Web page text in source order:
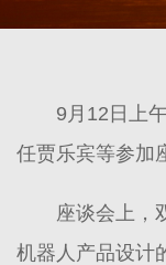
9月12日上
任贾乐宾等参加
座谈会上，
机器人产品设计